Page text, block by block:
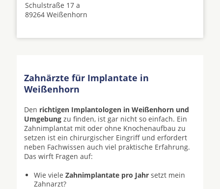
Schulstraße 17 a
89264 Weißenhorn
Zahnärzte für Implantate in
Weißenhorn
Den richtigen Implantologen in Weißenhorn und
Umgebung zu finden, ist gar nicht so einfach. Ein
Zahnimplantat mit oder ohne Knochenaufbau zu
setzen ist ein chirurgischer Eingriff und erfordert
neben Fachwissen auch viel praktische Erfahrung.
Das wirft Fragen auf:
Wie viele Zahnimplantate pro Jahr setzt mein
Zahnarzt?